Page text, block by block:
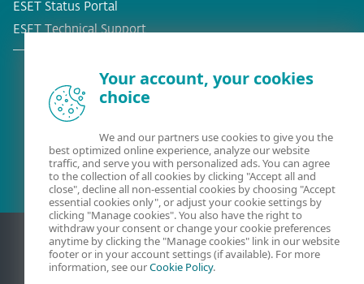
ESET Status Portal
ESET Technical Support
既存の顧客？
Your account, your cookies
choice
We and our partners use cookies to give you the
best optimized online experience, analyze our website
traffic, and serve you with personalized ads. You can agree
to the collection of all cookies by clicking "Accept all and
close", decline all non-essential cookies by choosing "Accept
essential cookies only", or adjust your cookie settings by
clicking "Manage cookies". You also have the right to
withdraw your consent or change your cookie preferences
anytime by clicking the "Manage cookies" link in our website
footer or in your account settings (if available). For more
information, see ourCookie Policy.